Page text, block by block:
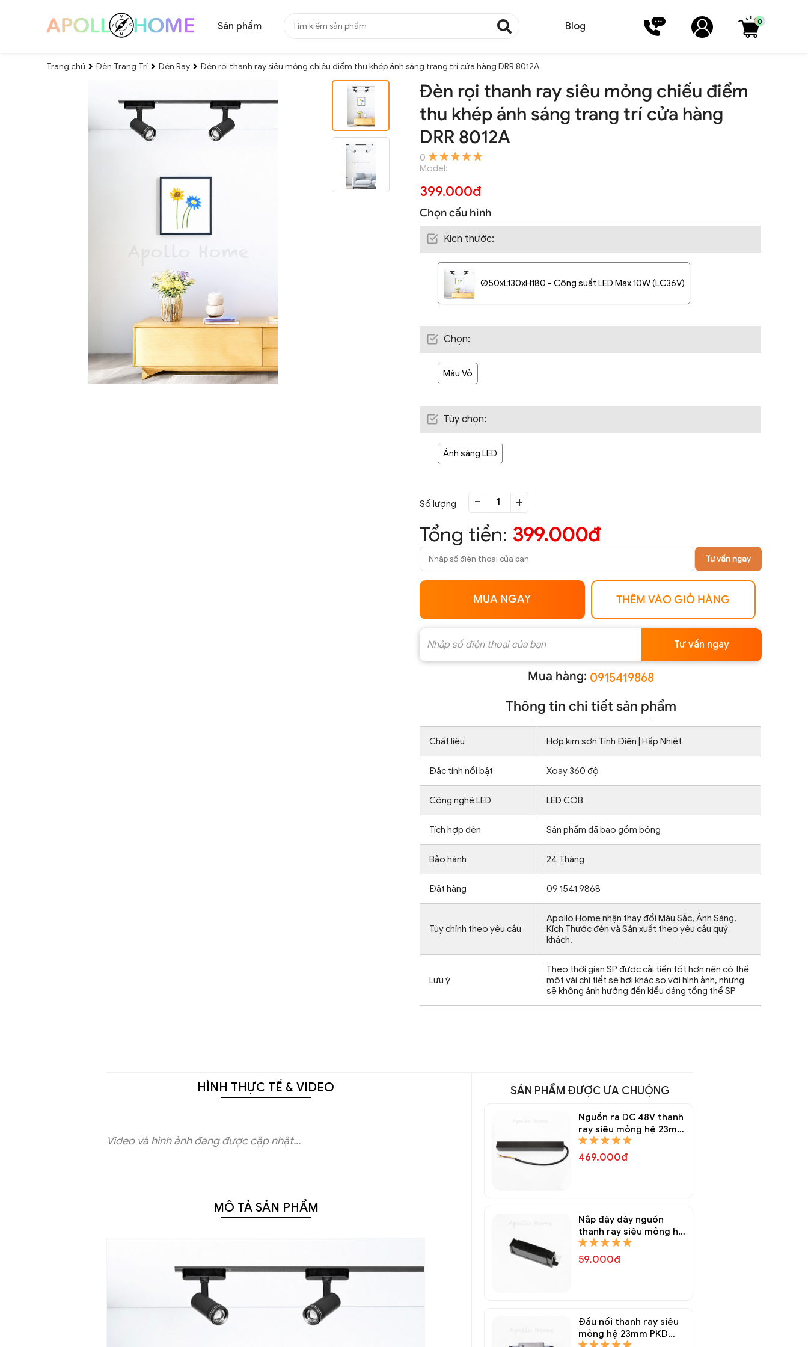
Sản phẩm Blog 0
Trang chủ Đèn Trang Trí Đèn Ray Đèn rọi thanh ray siêu mỏng chiếu điểm thu khép ánh sáng trang trí cửa hàng DRR 8012A
Đèn rọi thanh ray siêu mỏng chiếu điểm
thu khép ánh sáng trang trí cửa hàng
DRR 8012A
0
Model:
399.000đ
Chọn cấu hình
Kích thước:
Ø50xL130xH180 - Công suất LED Max 10W (LC36V)
Chọn:
Màu Vỏ
Tùy chọn:
Ánh sáng LED
Số lượng - +
Tổng tiền: 399.000đ
Tư vấn ngay
MUA NGAY THÊM VÀO GIỎ HÀNG
Tư vấn ngay
Mua hàng: 0915419868
Thông tin chi tiết sản phẩm
Chất liệu Hợp kim sơn Tĩnh Điện | Hấp Nhiệt
Đặc tính nổi bật Xoay 360 độ
Công nghệ LED LED COB
Tích hợp đèn Sản phẩm đã bao gồm bóng
Bảo hành 24 Tháng
Đặt hàng 09 1541 9868
Tùy chỉnh theo yêu cầu
Apollo Home nhận thay đổi Màu Sắc, Ánh Sáng,
Kích Thước đèn và Sản xuất theo yêu cầu quý
khách.
Lưu ý
Theo thời gian SP được cải tiến tốt hơn nên có thể
một vài chi tiết sẽ hơi khác so với hình ảnh, nhưng
sẽ không ảnh hưởng đến kiểu dáng tổng thể SP
HÌNH THỰC TẾ & VIDEO
Video và hình ảnh đang được cập nhật...
MÔ TẢ SẢN PHẨM
SẢN PHẨM ĐƯỢC ƯA CHUỘNG
Nguồn ra DC 48V thanh
ray siêu mỏng hệ 23mm
PKD 6825A
469.000đ
Nắp đậy dây nguồn
thanh ray siêu mỏng hệ
23mm PKD 6824A
59.000đ
Đầu nối thanh ray siêu
mỏng hệ 23mm PKD